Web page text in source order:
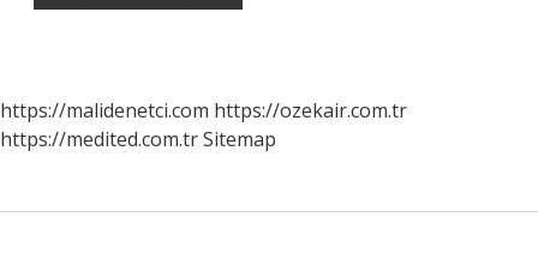
https://malidenetci.com https://ozekair.com.tr
https://medited.com.trSitemap